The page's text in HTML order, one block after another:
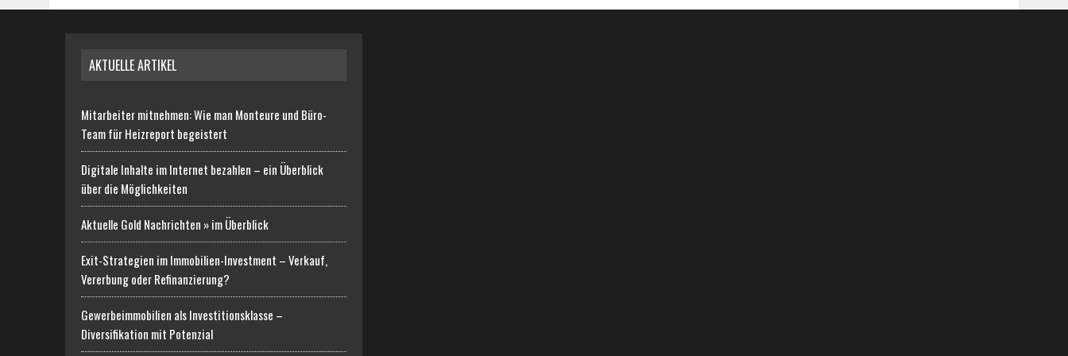
AKTUELLE ARTIKEL
Mitarbeiter mitnehmen: Wie man Monteure und Büro-
Team für Heizreport begeistert
Digitale Inhalte im Internet bezahlen – ein Überblick
über die Möglichkeiten
Aktuelle Gold Nachrichten » im Überblick
Exit-Strategien im Immobilien-Investment – Verkauf,
Vererbung oder Refinanzierung?
Gewerbeimmobilien als Investitionsklasse –
Diversifikation mit Potenzial